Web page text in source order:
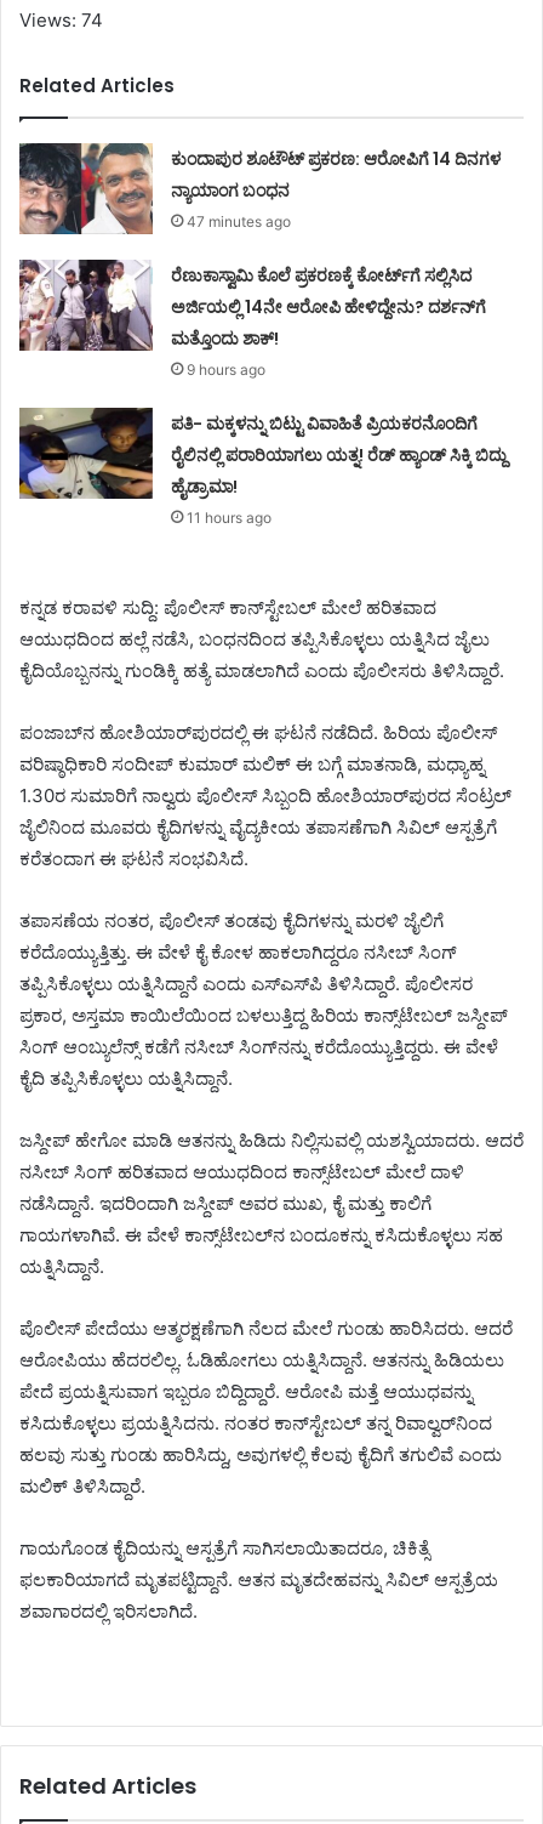
Views: 74
Related Articles
ಕುಂದಾಪುರ ಶೂಟೌಟ್ ಪ್ರಕರಣ: ಆರೋಪಿಗೆ 14 ದಿನಗಳ
ನ್ಯಾಯಾಂಗ ಬಂಧನ
47 minutes ago
ರೆಣುಕಾಸ್ವಾಮಿ ಕೊಲೆ ಪ್ರಕರಣಕ್ಕೆ ಕೋರ್ಟ್‌ಗೆ ಸಲ್ಲಿಸಿದ
ಅರ್ಜಿಯಲ್ಲಿ 14ನೇ ಆರೋಪಿ ಹೇಳಿದ್ದೇನು? ದರ್ಶನ್‌ಗೆ
ಮತ್ತೊಂದು ಶಾಕ್!
9 hours ago
ಪತಿ- ಮಕ್ಕಳನ್ನು ಬಿಟ್ಟು ವಿವಾಹಿತೆ ಪ್ರಿಯಕರನೊಂದಿಗೆ
ರೈಲಿನಲ್ಲಿ ಪರಾರಿಯಾಗಲು ಯತ್ನ! ರೆಡ್ ಹ್ಯಾಂಡ್ ಸಿಕ್ಕಿ ಬಿದ್ದು
ಹೈಡ್ರಾಮಾ!
11 hours ago
ಕನ್ನಡ ಕರಾವಳಿ ಸುದ್ದಿ: ಪೊಲೀಸ್ ಕಾನ್‌ಸ್ಟೇಬಲ್ ಮೇಲೆ ಹರಿತವಾದ
ಆಯುಧದಿಂದ ಹಲ್ಲೆ ನಡೆಸಿ, ಬಂಧನದಿಂದ ತಪ್ಪಿಸಿಕೊಳ್ಳಲು ಯತ್ನಿಸಿದ ಜೈಲು
ಕೈದಿಯೊಬ್ಬನನ್ನು ಗುಂಡಿಕ್ಕಿ ಹತ್ಯೆ ಮಾಡಲಾಗಿದೆ ಎಂದು ಪೊಲೀಸರು ತಿಳಿಸಿದ್ದಾರೆ.
ಪಂಜಾಬ್‌ನ ಹೋಶಿಯಾರ್‌ಪುರದಲ್ಲಿ ಈ ಘಟನೆ ನಡೆದಿದೆ. ಹಿರಿಯ ಪೊಲೀಸ್
ವರಿಷ್ಠಾಧಿಕಾರಿ ಸಂದೀಪ್ ಕುಮಾರ್ ಮಲಿಕ್ ಈ ಬಗ್ಗೆ ಮಾತನಾಡಿ, ಮಧ್ಯಾಹ್ನ
1.30ರ ಸುಮಾರಿಗೆ ನಾಲ್ವರು ಪೊಲೀಸ್ ಸಿಬ್ಬಂದಿ ಹೋಶಿಯಾರ್‌ಪುರದ ಸೆಂಟ್ರಲ್
ಜೈಲಿನಿಂದ ಮೂವರು ಕೈದಿಗಳನ್ನು ವೈದ್ಯಕೀಯ ತಪಾಸಣೆಗಾಗಿ ಸಿವಿಲ್ ಆಸ್ಪತ್ರೆಗೆ
ಕರೆತಂದಾಗ ಈ ಘಟನೆ ಸಂಭವಿಸಿದೆ.
ತಪಾಸಣೆಯ ನಂತರ, ಪೊಲೀಸ್ ತಂಡವು ಕೈದಿಗಳನ್ನು ಮರಳಿ ಜೈಲಿಗೆ
ಕರೆದೊಯ್ಯುತ್ತಿತ್ತು. ಈ ವೇಳೆ ಕೈ ಕೋಳ ಹಾಕಲಾಗಿದ್ದರೂ ನಸೀಬ್ ಸಿಂಗ್
ತಪ್ಪಿಸಿಕೊಳ್ಳಲು ಯತ್ನಿಸಿದ್ದಾನೆ ಎಂದು ಎಸ್‌ಎಸ್‌ಪಿ ತಿಳಿಸಿದ್ದಾರೆ. ಪೊಲೀಸರ
ಪ್ರಕಾರ, ಅಸ್ತಮಾ ಕಾಯಿಲೆಯಿಂದ ಬಳಲುತ್ತಿದ್ದ ಹಿರಿಯ ಕಾನ್ಸ್‌ಟೇಬಲ್ ಜಸ್ದೀಪ್
ಸಿಂಗ್ ಆಂಬ್ಯುಲೆನ್ಸ್ ಕಡೆಗೆ ನಸೀಬ್ ಸಿಂಗ್‌ನನ್ನು ಕರೆದೊಯ್ಯುತ್ತಿದ್ದರು. ಈ ವೇಳೆ
ಕೈದಿ ತಪ್ಪಿಸಿಕೊಳ್ಳಲು ಯತ್ನಿಸಿದ್ದಾನೆ.
ಜಸ್ದೀಪ್ ಹೇಗೋ ಮಾಡಿ ಆತನನ್ನು ಹಿಡಿದು ನಿಲ್ಲಿಸುವಲ್ಲಿ ಯಶಸ್ವಿಯಾದರು. ಆದರೆ
ನಸೀಬ್ ಸಿಂಗ್ ಹರಿತವಾದ ಆಯುಧದಿಂದ ಕಾನ್ಸ್‌ಟೇಬಲ್ ಮೇಲೆ ದಾಳಿ
ನಡೆಸಿದ್ದಾನೆ. ಇದರಿಂದಾಗಿ ಜಸ್ದೀಪ್ ಅವರ ಮುಖ, ಕೈ ಮತ್ತು ಕಾಲಿಗೆ
ಗಾಯಗಳಾಗಿವೆ. ಈ ವೇಳೆ ಕಾನ್ಸ್‌ಟೇಬಲ್‌ನ ಬಂದೂಕನ್ನು ಕಸಿದುಕೊಳ್ಳಲು ಸಹ
ಯತ್ನಿಸಿದ್ದಾನೆ.
ಪೊಲೀಸ್ ಪೇದೆಯು ಆತ್ಮರಕ್ಷಣೆಗಾಗಿ ನೆಲದ ಮೇಲೆ ಗುಂಡು ಹಾರಿಸಿದರು. ಆದರೆ
ಆರೋಪಿಯು ಹೆದರಲಿಲ್ಲ. ಓಡಿಹೋಗಲು ಯತ್ನಿಸಿದ್ದಾನೆ. ಆತನನ್ನು ಹಿಡಿಯಲು
ಪೇದೆ ಪ್ರಯತ್ನಿಸುವಾಗ ಇಬ್ಬರೂ ಬಿದ್ದಿದ್ದಾರೆ. ಆರೋಪಿ ಮತ್ತೆ ಆಯುಧವನ್ನು
ಕಸಿದುಕೊಳ್ಳಲು ಪ್ರಯತ್ನಿಸಿದನು. ನಂತರ ಕಾನ್‌ಸ್ಟೇಬಲ್ ತನ್ನ ರಿವಾಲ್ವರ್‌ನಿಂದ
ಹಲವು ಸುತ್ತು ಗುಂಡು ಹಾರಿಸಿದ್ದು, ಅವುಗಳಲ್ಲಿ ಕೆಲವು ಕೈದಿಗೆ ತಗುಲಿವೆ ಎಂದು
ಮಲಿಕ್ ತಿಳಿಸಿದ್ದಾರೆ.
ಗಾಯಗೊಂಡ ಕೈದಿಯನ್ನು ಆಸ್ಪತ್ರೆಗೆ ಸಾಗಿಸಲಾಯಿತಾದರೂ, ಚಿಕಿತ್ಸೆ
ಫಲಕಾರಿಯಾಗದೆ ಮೃತಪಟ್ಟಿದ್ದಾನೆ. ಆತನ ಮೃತದೇಹವನ್ನು ಸಿವಿಲ್ ಆಸ್ಪತ್ರೆಯ
ಶವಾಗಾರದಲ್ಲಿ ಇರಿಸಲಾಗಿದೆ.
Related Articles